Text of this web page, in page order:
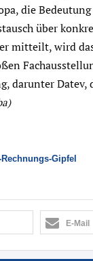
die
über
mitteilt, wird
darunter Datev,
Rechnungs-Gipfel
E-Mail